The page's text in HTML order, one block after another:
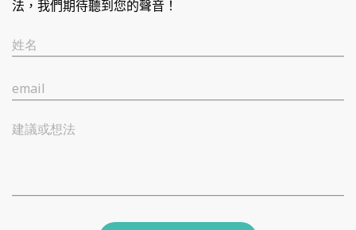
法，我們期待聽到您的聲音！
姓名
email
建議或想法